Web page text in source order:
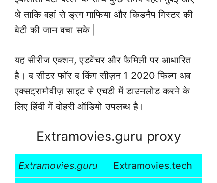
थे ताकि वहां से ड्रग माफिया और किडनैप मिस्टर की
बेटी की जान बचा सके |
यह सीरीज एक्शन, एडवेंचर और फैमिली पर आधारित
है। द सीटर फॉर द किंग सीज़न 1 2020 फिल्म अब
एक्सट्रामोवीज़ साइट से एचडी में डाउनलोड करने के
लिए हिंदी में दोहरी ऑडियो उपलब्ध है।
Extramovies.guru proxy
Extramovies.guru Extramovies.tech